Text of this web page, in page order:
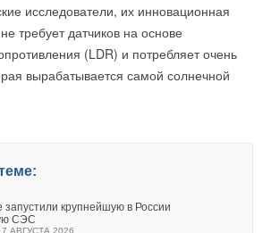
исследователи, их инновационная
требует датчиков на основе
(LDR) и потребляет очень
вырабатывается самой солнечной
запустили крупнейшую в России
СЭС
АВГУСТА 2026
18 кПа. Плиты двойной плотности также
более удобным благодаря низкой
Кроме того, они уменьшают расход
так как верхний (лицевой) слой
фасадных системах
37 кг/м³ и обеспечивает плотное